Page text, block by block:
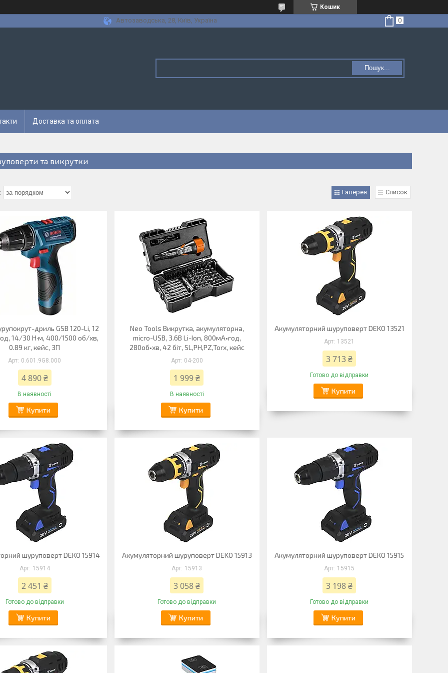
Кошик
Автозаводська, 28, Київ, Україна
Пошук...
Доставка та оплата
та викрутки
Галерея Список
дриль GSB 120-Li, 12
14/30 Н·м, 400/1500 об/хв,
0.89 кг, кейс, ЗП
0.601.9G8.000
4 890 ₴
В наявності
Купити
Neo Tools Викрутка, акумуляторна,
micro-USB, 3.6В Li-Ion, 800мА•год,
280об•хв, 42 біт, SL,PH,PZ,Torx, кейс
04-200
1 999 ₴
В наявності
Купити
Акумуляторний шуруповерт DEKO 13521
13521
3 713 ₴
Готово до відправки
Купити
шуруповерт DEKO 15914
15914
2 451 ₴
Готово до відправки
Купити
Акумуляторний шуруповерт DEKO 15913
15913
3 058 ₴
Готово до відправки
Купити
Акумуляторний шуруповерт DEKO 15915
15915
3 198 ₴
Готово до відправки
Купити